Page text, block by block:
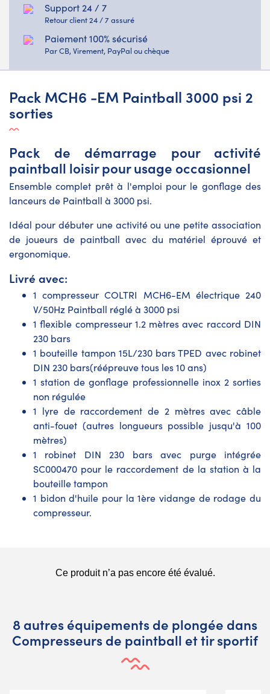
Support 24 / 7
Retour client 24 / 7 assuré
Paiement 100% sécurisé
Par CB, Virement, PayPal ou chèque
Pack MCH6 -EM Paintball 3000 psi 2
sorties
Pack de démarrage pour activité
paintball loisir pour usage occasionnel
Ensemble complet prêt à l'emploi pour le gonflage des
lanceurs de Paintball à 3000 psi.
Idéal pour débuter une activité ou une petite association
de joueurs de paintball avec du matériel éprouvé et
ergonomique.
Livré avec:
1 compresseur COLTRI MCH6-EM électrique 240
V/50Hz Paintball réglé à 3000 psi
1 flexible compresseur 1.2 mètres avec raccord DIN
230 bars
1 bouteille tampon 15L/230 bars TPED avec robinet
DIN 230 bars(réépreuve tous les 10 ans)
1 station de gonflage professionnelle inox 2 sorties
non régulée
1 lyre de raccordement de 2 mètres avec câble
anti-fouet (autres longueurs possible jusqu'à 100
mètres)
1 robinet DIN 230 bars avec purge intégrée
SC000470 pour le raccordement de la station à la
bouteille tampon
1 bidon d'huile pour la 1ère vidange de rodage du
compresseur.
8 autres équipements de plongée dans
Compresseurs de paintball et tir sportif